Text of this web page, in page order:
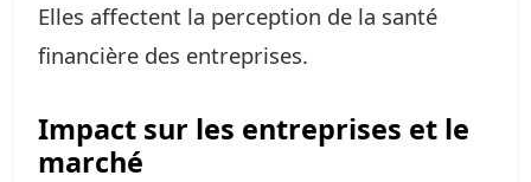
Elles affectent la perception de la santé
financière des entreprises.
Impact sur les entreprises et le
marché